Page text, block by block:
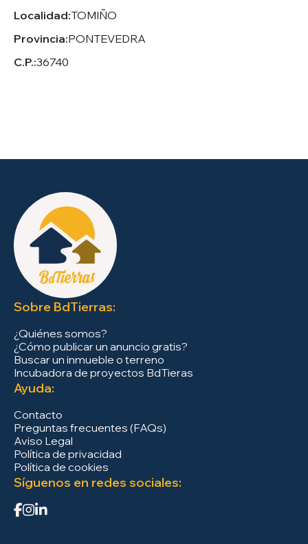
Localidad:TOMIÑO
Provincia:PONTEVEDRA
C.P.:36740
Sobre BdTierras:
¿Quiénes somos?
¿Cómo publicar un anuncio gratis?
Buscar un inmueble o terreno
Incubadora de proyectos BdTieras
Ayuda:
Contacto
Preguntas frecuentes (FAQs)
Aviso Legal
Política de privacidad
Política de cookies
Síguenos en redes sociales: